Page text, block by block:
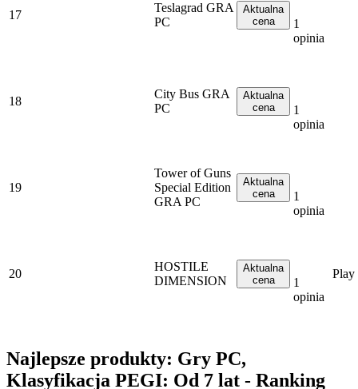
17
Teslagrad GRA
PC
Aktualna
cena
1
opinia
18
City Bus GRA
PC
Aktualna
cena
1
opinia
19
Tower of Guns
Special Edition
GRA PC
Aktualna
cena
1
opinia
20
HOSTILE
DIMENSION
Aktualna
cena
1
opinia
Play
Najlepsze produkty: Gry PC,
Klasyfikacja PEGI: Od 7 lat - Ranking